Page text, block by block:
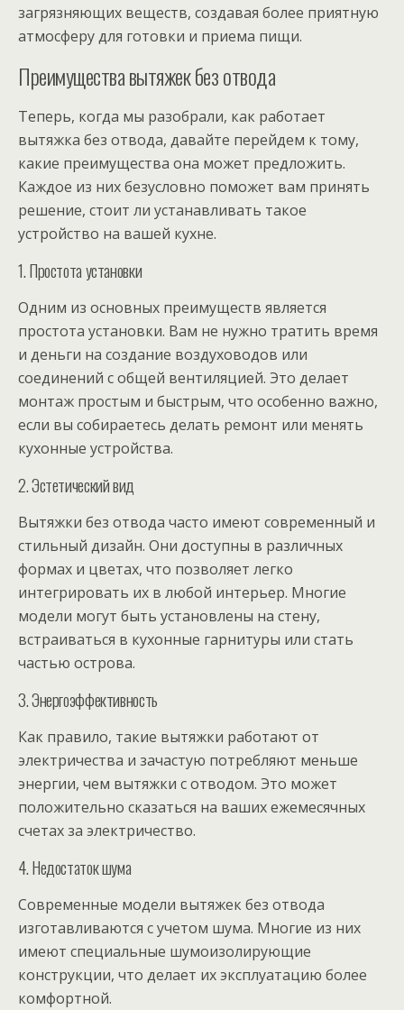
загрязняющих веществ, создавая более приятную
атмосферу для готовки и приема пищи.
Преимущества вытяжек без отвода
Теперь, когда мы разобрали, как работает
вытяжка без отвода, давайте перейдем к тому,
какие преимущества она может предложить.
Каждое из них безусловно поможет вам принять
решение, стоит ли устанавливать такое
устройство на вашей кухне.
1. Простота установки
Одним из основных преимуществ является
простота установки. Вам не нужно тратить время
и деньги на создание воздуховодов или
соединений с общей вентиляцией. Это делает
монтаж простым и быстрым, что особенно важно,
если вы собираетесь делать ремонт или менять
кухонные устройства.
2. Эстетический вид
Вытяжки без отвода часто имеют современный и
стильный дизайн. Они доступны в различных
формах и цветах, что позволяет легко
интегрировать их в любой интерьер. Многие
модели могут быть установлены на стену,
встраиваться в кухонные гарнитуры или стать
частью острова.
3. Энергоэффективность
Как правило, такие вытяжки работают от
электричества и зачастую потребляют меньше
энергии, чем вытяжки с отводом. Это может
положительно сказаться на ваших ежемесячных
счетах за электричество.
4. Недостаток шума
Современные модели вытяжек без отвода
изготавливаются с учетом шума. Многие из них
имеют специальные шумоизолирующие
конструкции, что делает их эксплуатацию более
комфортной.